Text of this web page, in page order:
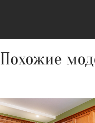
Похожие